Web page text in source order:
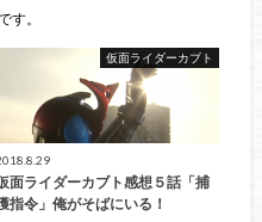
す。
仮面ライダーカブト
面ライダーカブト感想５話「捕
指令」俺がそばにいる！